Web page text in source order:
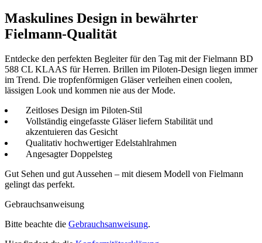
Maskulines Design in bewährter
Fielmann-Qualität
Entdecke den perfekten Begleiter für den Tag mit der Fielmann BD
588 CL KLAAS für Herren. Brillen im Piloten-Design liegen immer
im Trend. Die tropfenförmigen Gläser verleihen einen coolen,
lässigen Look und kommen nie aus der Mode.
Zeitloses Design im Piloten-Stil
Vollständig eingefasste Gläser liefern Stabilität und
akzentuieren das Gesicht
Qualitativ hochwertiger Edelstahlrahmen
Angesagter Doppelsteg
Gut Sehen und gut Aussehen – mit diesem Modell von Fielmann
gelingt das perfekt.
Gebrauchsanweisung
Bitte beachte die Gebrauchsanweisung.